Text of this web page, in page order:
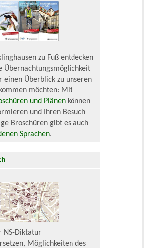
zu Fuß entdecken
Übernachtungsmöglichkeit
einen Überblick zu unseren
möchten: Mit
und Plänen können
und Ihren Besuch
Broschüren gibt es auch
Sprachen.
NS-Diktatur
Möglichkeiten des